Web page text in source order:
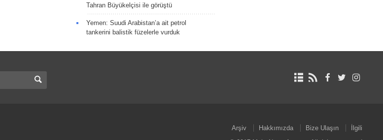
Tahran Büyükelçisi ile görüştü
Yemen: Suudi Arabistan’a ait petrol
tankerini balistik füzelerle vurduk
Arşiv Hakkımızda Bize Ulaşın
İlgili